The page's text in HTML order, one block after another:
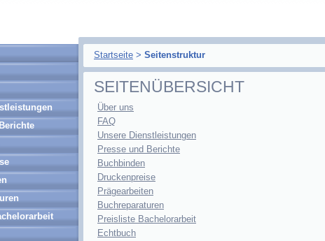
Startseite > Seitenstruktur
SEITENÜBERSICHT
Über uns
FAQ
Unsere Dienstleistungen
Presse und Berichte
Buchbinden
Druckenpreise
Prägearbeiten
Buchreparaturen
Preisliste Bachelorarbeit
Echtbuch